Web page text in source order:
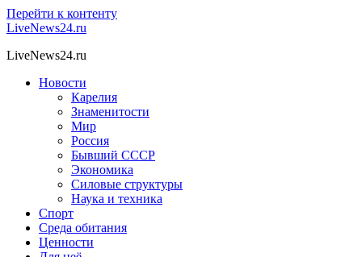
Перейти к контенту
LiveNews24.ru
LiveNews24.ru
Новости
Карелия
Знаменитости
Мир
Россия
Бывший СССР
Экономика
Силовые структуры
Наука и техника
Спорт
Среда обитания
Ценности